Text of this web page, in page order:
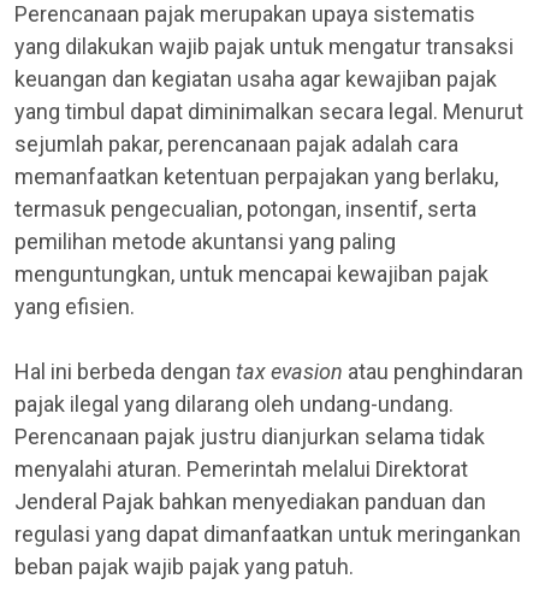
Perencanaan pajak merupakan upaya sistematis
yang dilakukan wajib pajak untuk mengatur transaksi
keuangan dan kegiatan usaha agar kewajiban pajak
yang timbul dapat diminimalkan secara legal. Menurut
sejumlah pakar, perencanaan pajak adalah cara
memanfaatkan ketentuan perpajakan yang berlaku,
termasuk pengecualian, potongan, insentif, serta
pemilihan metode akuntansi yang paling
menguntungkan, untuk mencapai kewajiban pajak
yang efisien.
Hal ini berbeda dengan tax evasion atau penghindaran
pajak ilegal yang dilarang oleh undang-undang.
Perencanaan pajak justru dianjurkan selama tidak
menyalahi aturan. Pemerintah melalui Direktorat
Jenderal Pajak bahkan menyediakan panduan dan
regulasi yang dapat dimanfaatkan untuk meringankan
beban pajak wajib pajak yang patuh.